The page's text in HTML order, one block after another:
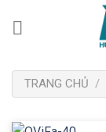
dung
TRANG CHỦ /